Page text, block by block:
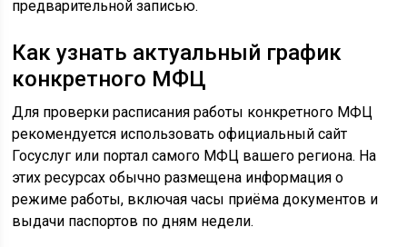
предварительной записью.
Как узнать актуальный график
конкретного МФЦ
Для проверки расписания работы конкретного МФЦ
рекомендуется использовать официальный сайт
Госуслуг или портал самого МФЦ вашего региона. На
этих ресурсах обычно размещена информация о
режиме работы, включая часы приёма документов и
выдачи паспортов по дням недели.